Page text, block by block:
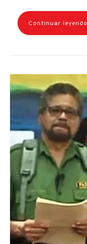
Continuar leyendo